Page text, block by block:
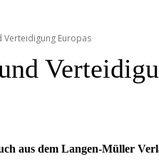
Verteidigung Europas
aus dem Langen-Müller